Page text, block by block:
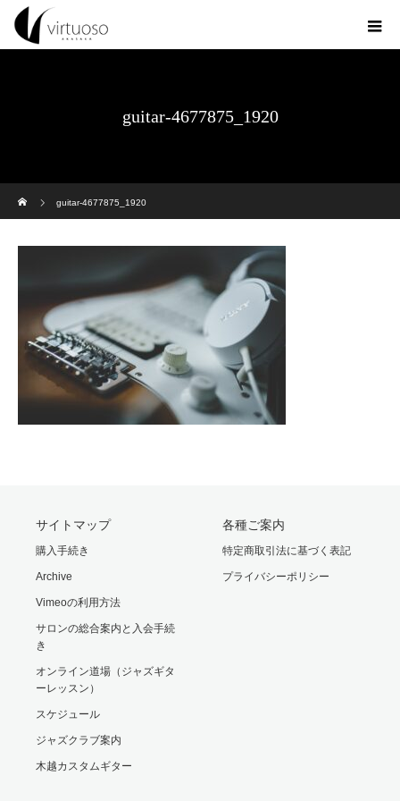
guitar-4677875_1920
guitar-4677875_1920
サイトマップ
購入手続き
Archive
Vimeoの利用方法
サロンの総合案内と入会手続
き
オンライン道場（ジャズギタ
ーレッスン）
スケジュール
ジャズクラブ案内
木越カスタムギター
各種ご案内
特定商取引法に基づく表記
プライバシーポリシー